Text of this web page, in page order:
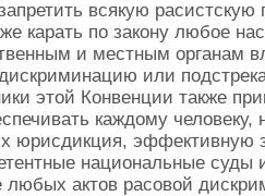
всякую расистскую
карать по закону любое
и местным органам
или
этой Конвенции также
каждому человеку,
юрисдикция, эффективную
национальные суды
любых актов расовой